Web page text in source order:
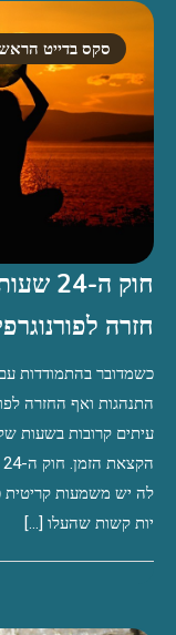
סקס בדייט
חוק
חזרה
כשמדובר בהתמודדות
התנהגות ואף החזרה
עיתים קרובות בשעות
לה יש משמעות קריטית
יות קשות שהעלו […]